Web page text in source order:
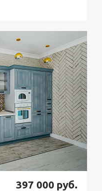
Узнать стоимость
397 000 руб.